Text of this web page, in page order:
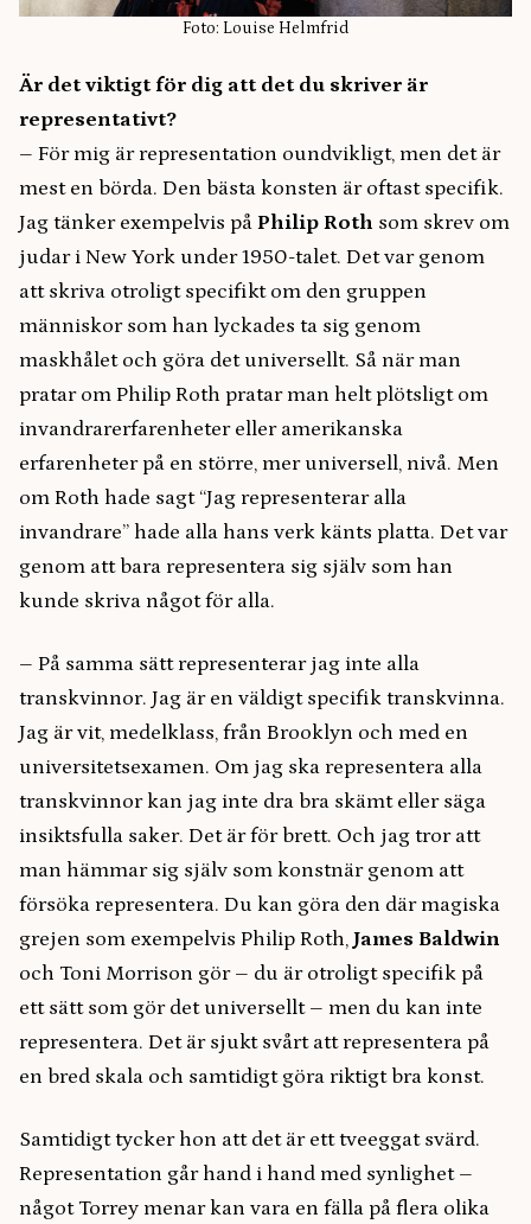
Foto: Louise Helmfrid
Är det viktigt för dig att det du skriver är
representativt?
– För mig är representation oundvikligt, men det är
mest en börda. Den bästa konsten är oftast specifik.
Jag tänker exempelvis på Philip Roth som skrev om
judar i New York under 1950-talet. Det var genom
att skriva otroligt specifikt om den gruppen
människor som han lyckades ta sig genom
maskhålet och göra det universellt. Så när man
pratar om Philip Roth pratar man helt plötsligt om
invandrarerfarenheter eller amerikanska
erfarenheter på en större, mer universell, nivå. Men
om Roth hade sagt “Jag representerar alla
invandrare” hade alla hans verk känts platta. Det var
genom att bara representera sig själv som han
kunde skriva något för alla.
– På samma sätt representerar jag inte alla
transkvinnor. Jag är en väldigt specifik transkvinna.
Jag är vit, medelklass, från Brooklyn och med en
universitetsexamen. Om jag ska representera alla
transkvinnor kan jag inte dra bra skämt eller säga
insiktsfulla saker. Det är för brett. Och jag tror att
man hämmar sig själv som konstnär genom att
försöka representera. Du kan göra den där magiska
grejen som exempelvis Philip Roth, James Baldwin
och Toni Morrison gör – du är otroligt specifik på
ett sätt som gör det universellt – men du kan inte
representera. Det är sjukt svårt att representera på
en bred skala och samtidigt göra riktigt bra konst.
Samtidigt tycker hon att det är ett tveeggat svärd.
Representation går hand i hand med synlighet –
något Torrey menar kan vara en fälla på flera olika